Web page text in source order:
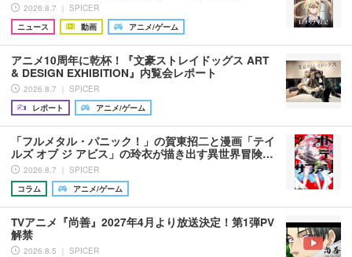
2026.8.7 ｜ SPICER
ニュース
動画 アニメ/ゲーム
アニメ10周年に乾杯！『文豪ストレイドッグス ART
& DESIGN EXHIBITION』内覧会レポート
2026.8.7 ｜ SPICER
レポート
アニメ/ゲーム
「フルメタル・パニック！」の賀東招二と漫画「テイ
ルズ オブ ジ アビス」の玲衣が描き出す異世界冒険…
2026.8.7 ｜ SPICER
コラム
アニメ/ゲーム
TVアニメ『尚善』2027年4月より放送決定！第1弾PV
解禁
2026.8.5 ｜ SPICER